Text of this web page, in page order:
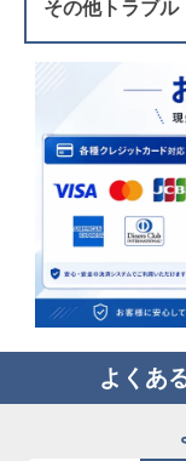
その他トラブル
よくあ